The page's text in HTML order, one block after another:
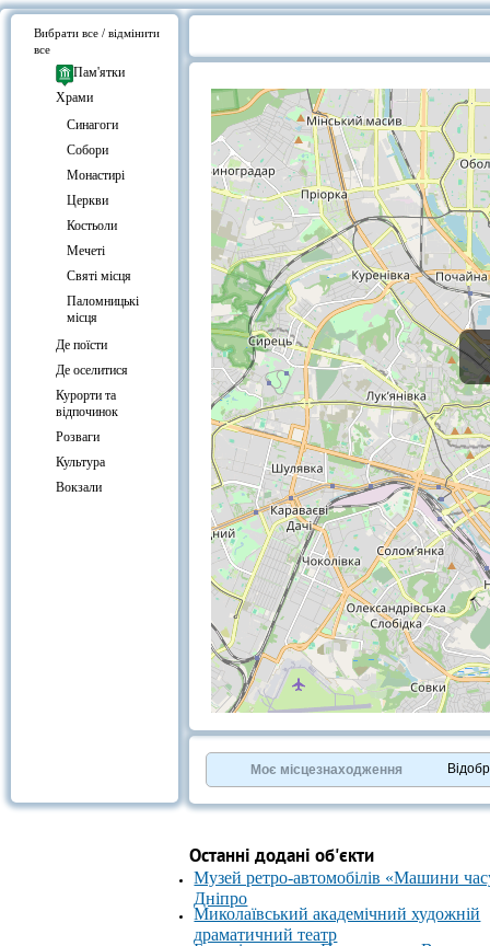
Вибрати все / відмінити
все
Пам'ятки
Храми
Cинагоги
Собори
Монастирі
Церкви
Костьоли
Мечеті
Святі місця
Паломницькі
місця
Де поїсти
Де оселитися
Курорти та
відпочинок
Розваги
Культура
Вокзали
OpenStreetMapcontributors.
»
Моє місцезнаходження
Останні додані об'єкти
Музей ретро-автомобілів «Машини
Дніпро
Миколаївський академічний художній
драматичний театр